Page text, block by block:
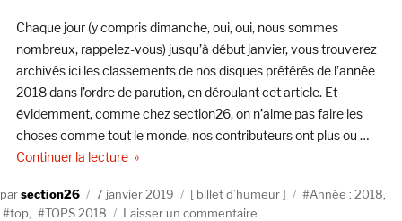
SP-
1200,
A
Wop
Boom
Bap
Chaque jour (y compris dimanche, oui, oui, nous sommes
nombreux, rappelez-vous) jusqu’à début janvier, vous trouverez
archivés ici les classements de nos disques préférés de l’année
2018 dans l’ordre de parution, en déroulant cet article. Et
évidemment, comme chez section26, on n’aime pas faire les
choses comme tout le monde, nos contributeurs ont plus ou …
Continuer la lecturede « 2018, les choix de la rédaction. »
Auteursection26
Publié
le
7 janvier 2019 Catégories
billet d’humeur Étiquettes
Année : 2018
top
TOPS 2018 Laisser un commentairesur